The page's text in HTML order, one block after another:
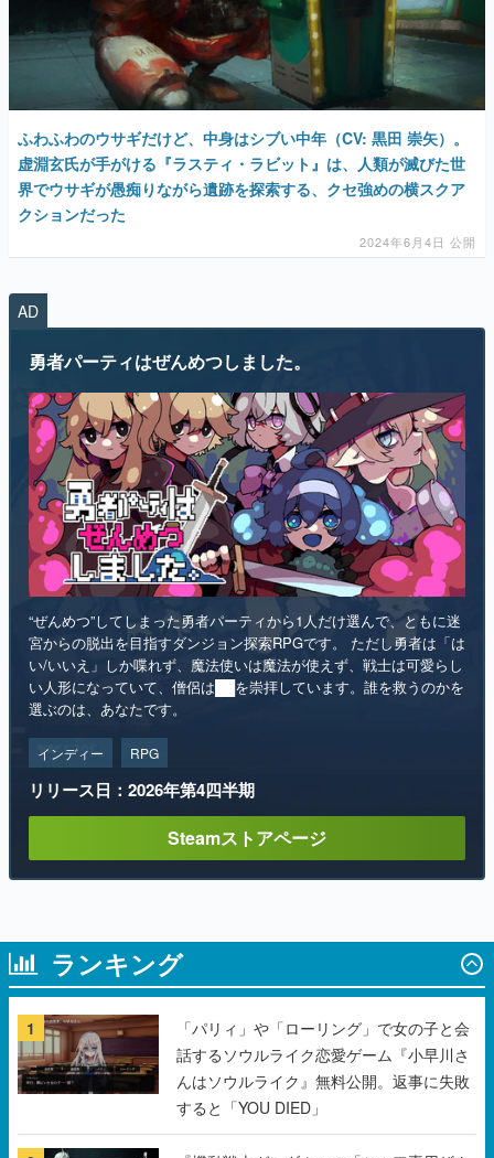
ふわふわのウサギだけど、中身はシブい中年（CV: 黒田 崇矢）。
虚淵玄氏が手がける『ラスティ・ラビット』は、人類が滅びた世
界でウサギが愚痴りながら遺跡を探索する、クセ強めの横スクア
クションだった
2024年6月4日 公開
AD
勇者パーティはぜんめつしました。
“ぜんめつ”してしまった勇者パーティから1人だけ選んで、ともに迷
宮からの脱出を目指すダンジョン探索RPGです。 ただし勇者は「は
い/いいえ」しか喋れず、魔法使いは魔法が使えず、戦士は可愛らし
い人形になっていて、僧侶は██を崇拝しています。誰を救うのかを
選ぶのは、あなたです。
インディー RPG
リリース日：2026年第4四半期
Steamストアページ
ランキング
1
「パリィ」や「ローリング」で女の子と会
話するソウルライク恋愛ゲーム『小早川さ
んはソウルライク』無料公開。返事に失敗
すると「YOU DIED」